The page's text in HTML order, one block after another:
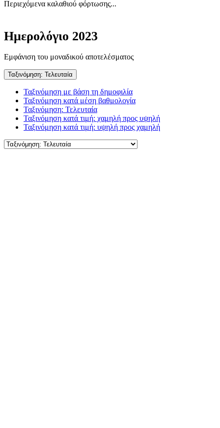
Περιεχόμενα καλαθιού φόρτωσης...
Ημερολόγιο 2023
Εμφάνιση του μοναδικού αποτελέσματος
Ταξινόμηση: Τελευταία
Ταξινόμηση με βάση τη δημοφιλία
Ταξινόμηση κατά μέση βαθμολογία
Ταξινόμηση: Τελευταία
Ταξινόμηση κατά τιμή: χαμηλή προς υψηλή
Ταξινόμηση κατά τιμή: υψηλή προς χαμηλή